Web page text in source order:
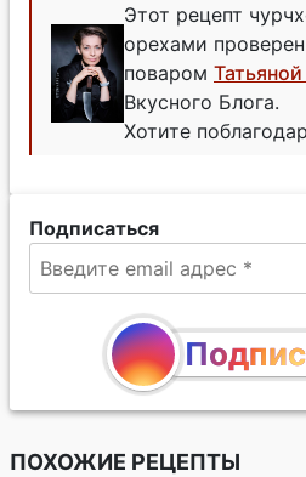
Этот рецепт
орехами
поваром
Вкусного Блога.
Хотите
Подписаться
ПОХОЖИЕ РЕЦЕПТЫ